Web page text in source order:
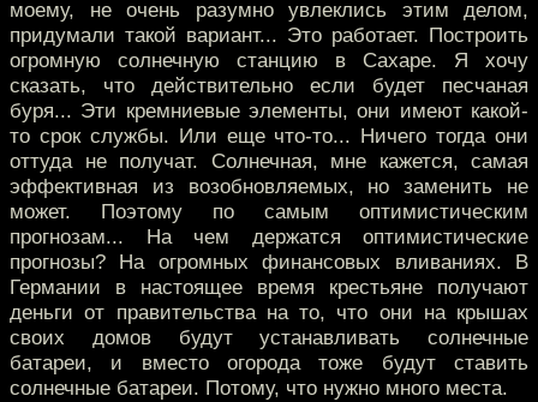
моему, не очень разумно увлеклись этим делом,
придумали такой вариант... Это работает. Построить
огромную солнечную станцию в Сахаре. Я хочу
сказать, что действительно если будет песчаная
буря... Эти кремниевые элементы, они имеют какой-
то срок службы. Или еще что-то... Ничего тогда они
оттуда не получат. Солнечная, мне кажется, самая
эффективная из возобновляемых, но заменить не
может. Поэтому по самым оптимистическим
прогнозам... На чем держатся оптимистические
прогнозы? На огромных финансовых вливаниях. В
Германии в настоящее время крестьяне получают
деньги от правительства на то, что они на крышах
своих домов будут устанавливать солнечные
батареи, и вместо огорода тоже будут ставить
солнечные батареи. Потому, что нужно много места.